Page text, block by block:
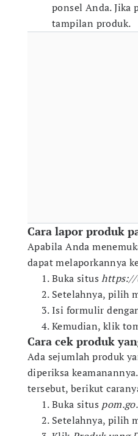
ponsel Anda. Jika
tampilan produk.
Cara lapor produk
Apabila Anda
dapat melaporkannya
Buka situshttps://
Setelahnya, pilih
Isi formulir
Kemudian, klik
Cara cek produk
Ada sejumlah produk
diperiksa
tersebut, berikut
Buka situs
Setelahnya, pilih